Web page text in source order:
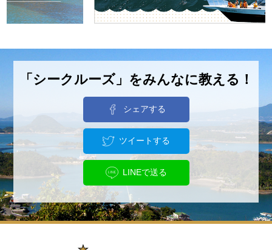
「シークルーズ」をみんなに教える！
シェアする
ツイートする
LINEで送る